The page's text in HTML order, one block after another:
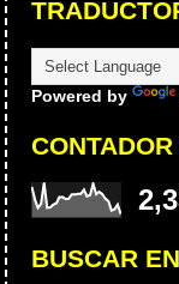
Powered by
BUSCAR